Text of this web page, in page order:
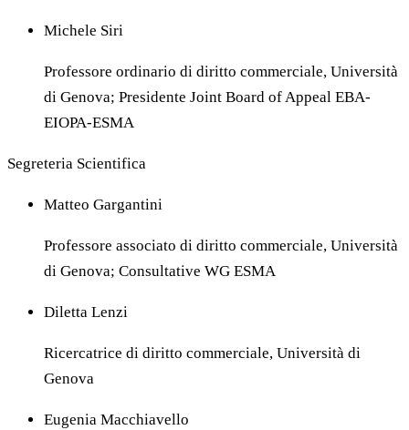
Michele Siri
Professore ordinario di diritto commerciale, Università
di Genova; Presidente Joint Board of Appeal EBA-
EIOPA-ESMA
Segreteria Scientifica
Matteo Gargantini
Professore associato di diritto commerciale, Università
di Genova; Consultative WG ESMA
Diletta Lenzi
Ricercatrice di diritto commerciale, Università di
Genova
Eugenia Macchiavello